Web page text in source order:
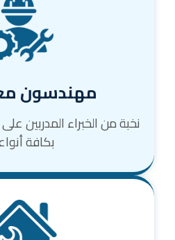
مهندسون
نخبة من الخبراء المدربين على
بكافة